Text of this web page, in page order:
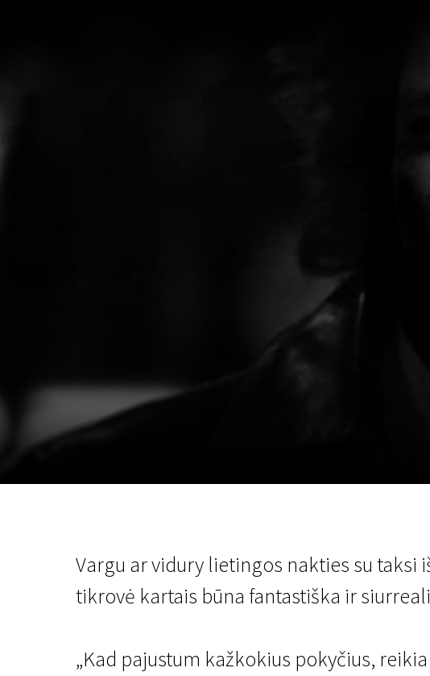
Vargu ar vidury lietingos nakties su taksi
tikrovė kartais būna fantastiška ir
„Kad pajustum kažkokius pokyčius,